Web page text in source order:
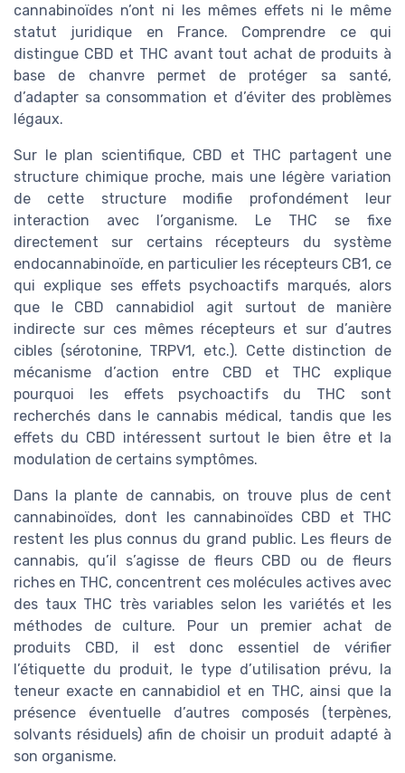
cannabinoïdes n’ont ni les mêmes effets ni le même
statut juridique en France. Comprendre ce qui
distingue CBD et THC avant tout achat de produits à
base de chanvre permet de protéger sa santé,
d’adapter sa consommation et d’éviter des problèmes
légaux.
Sur le plan scientifique, CBD et THC partagent une
structure chimique proche, mais une légère variation
de cette structure modifie profondément leur
interaction avec l’organisme. Le THC se fixe
directement sur certains récepteurs du système
endocannabinoïde, en particulier les récepteurs CB1, ce
qui explique ses effets psychoactifs marqués, alors
que le CBD cannabidiol agit surtout de manière
indirecte sur ces mêmes récepteurs et sur d’autres
cibles (sérotonine, TRPV1, etc.). Cette distinction de
mécanisme d’action entre CBD et THC explique
pourquoi les effets psychoactifs du THC sont
recherchés dans le cannabis médical, tandis que les
effets du CBD intéressent surtout le bien être et la
modulation de certains symptômes.
Dans la plante de cannabis, on trouve plus de cent
cannabinoïdes, dont les cannabinoïdes CBD et THC
restent les plus connus du grand public. Les fleurs de
cannabis, qu’il s’agisse de fleurs CBD ou de fleurs
riches en THC, concentrent ces molécules actives avec
des taux THC très variables selon les variétés et les
méthodes de culture. Pour un premier achat de
produits CBD, il est donc essentiel de vérifier
l’étiquette du produit, le type d’utilisation prévu, la
teneur exacte en cannabidiol et en THC, ainsi que la
présence éventuelle d’autres composés (terpènes,
solvants résiduels) afin de choisir un produit adapté à
son organisme.